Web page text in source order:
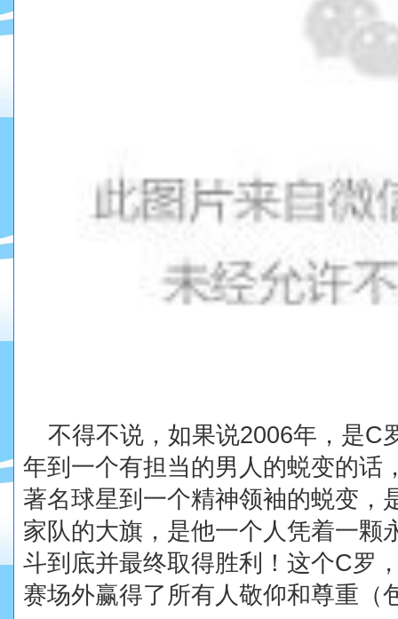
不得不说，如果说2006年，是C
年到一个有担当的男人的蜕变的话
著名球星到一个精神领袖的蜕变，
家队的大旗，是他一个人凭着一颗
斗到底并最终取得胜利！这个C罗
赛场外赢得了所有人敬仰和尊重（